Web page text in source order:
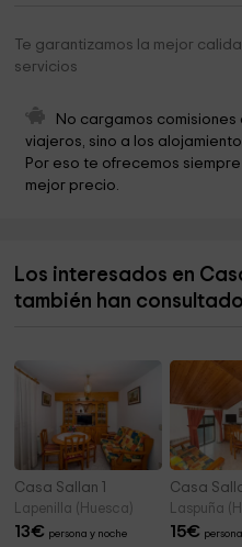
Ayuntamiento De Sahun
Iglesia de Sant Joan Babtista
Ermita de Santa Chulia
Iglesia de San Pedro Apóstol de
Ermita de San José
Te garantizamos la mejor
servicios
No cargamos comisiones
viajeros, sino a los
Por eso te ofrecemos siempre
mejor precio.
Los interesados en
también han consultado
Casa Sallan 1
Lapenilla (Huesca)
13€ persona y noche
Casa
Laspuña
15€